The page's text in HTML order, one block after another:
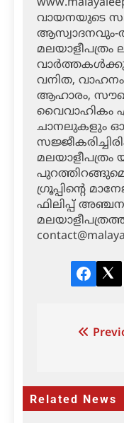
വായനയുടെ
മലയാളീപത്രം
വാര്‍ത്തകള്‍ക്കു
വനിത,
ആഹാരം,
വൈവാഹികം
ചാനലുകളും
ഗ്രൂപ്പിന്റെ
ഫിലിപ്പ്
Post
Related News